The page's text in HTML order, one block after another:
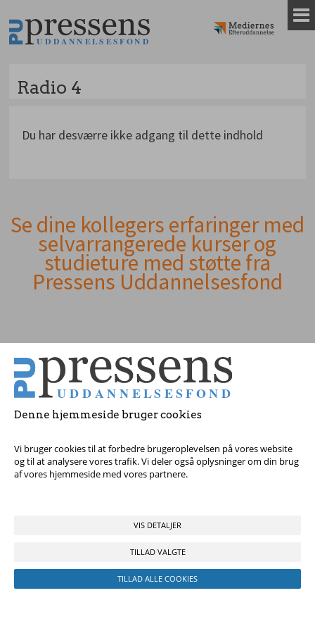
Denne hjemmeside bruger cookies
Vi bruger cookies til at forbedre brugeroplevelsen på vores website
og til at analysere vores trafik. Vi deler også oplysninger om din brug
af vores hjemmeside med vores partnere.
VIS DETALJER
TILLAD VALGTE
TILLAD ALLE COOKIES
til
indhold
Radio 4
Du har desværre ikke adgang til dette indhold
Andet
indhold
Se dine kollegers erfaringer med
selvarrangerede kurser og
studieture med støtte fra
Pressens Uddannelsesfond
Tag fat i os med dine spørgsmål!
© 2017 Pressens Uddannelsesfond, Rådhuspladsen 16, 4. sal, 1550